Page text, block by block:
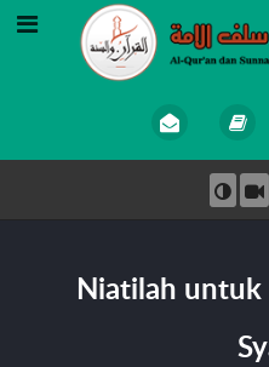
Niatilah